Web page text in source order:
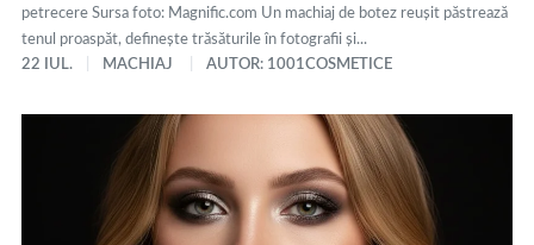
petrecere Sursa foto: Magnific.com Un machiaj de botez reușit păstrează
tenul proaspăt, definește trăsăturile în fotografii și...
22 IUL.
MACHIAJ AUTOR: 1001COSMETICE